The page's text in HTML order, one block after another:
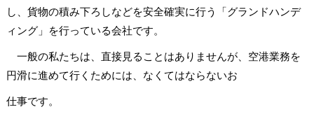
し、貨物の積み下ろしなどを安全確実に行う「グランドハンデ
ィング」を行っている会社です。
一般の私たちは、直接見ることはありませんが、空港業務を
円滑に進めて行くためには、なくてはならないお
仕事です。